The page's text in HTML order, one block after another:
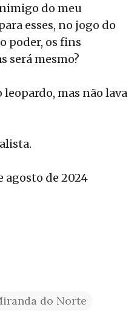
do meu
esses, no jogo do
poder, os fins
será mesmo?
mas não lava
agosto de 2024
do Norte